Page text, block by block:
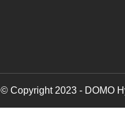
© Copyright 2023 - DOMO